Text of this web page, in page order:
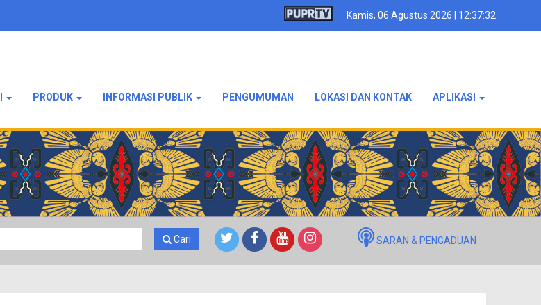
Kamis, 06 Agustus 2026 | 12:37:33
PRODUK INFORMASI PUBLIK PENGUMUMAN LOKASI DAN KONTAK APLIKASI
Cari SARAN & PENGADUAN